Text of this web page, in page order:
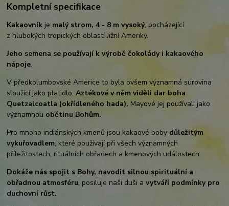
Kompletní specifikace
Kakaovník je malý strom, 4 - 8 m vysoký, pocházející
z hlubokých tropických oblastí Jižní Ameriky.
Jeho semena se používají k výrobě čokolády i kakaového
nápoje.
V předkolumbovské Americe to byla ovšem významná surovina
sloužící jako platidlo.Aztékové v něm viděli dar boha
Quetzalcoatla (okřídleného hada), Mayové jej používali jako
významnou obětinu Bohům.
Pro mnoho indiánských kmenů jsou kakaové boby důležitým
vykuřovadlem, které používají při všech významných
příležitostech, rituálních obřadech a kmenových událostech.
Dokáže nás spojit s Bohy, navodit silnou spirituální a
obřadnou atmosféru, posiluje naši duši avytváří podmínky pro
duchovní růst.